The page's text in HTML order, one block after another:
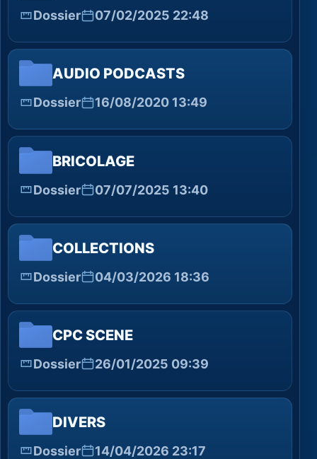
Dossier 07/02/2025 22:48
AUDIO PODCASTS
Dossier 16/08/2020 13:49
BRICOLAGE
Dossier 07/07/2025 13:40
COLLECTIONS
Dossier 04/03/2026 18:36
CPC SCENE
Dossier 26/01/2025 09:39
DIVERS
Dossier 14/04/2026 23:17